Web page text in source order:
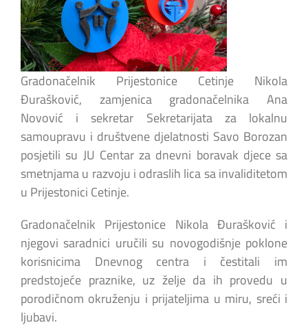
Gradonačelnik Prijestonice Cetinje Nikola
Đurašković, zamjenica gradonačelnika Ana
Novović i sekretar Sekretarijata za lokalnu
samoupravu i društvene djelatnosti Savo Borozan
posjetili su JU Centar za dnevni boravak djece sa
smetnjama u razvoju i odraslih lica sa invaliditetom
u Prijestonici Cetinje.
Gradonačelnik Prijestonice Nikola Đurašković i
njegovi saradnici uručili su novogodišnje poklone
korisnicima Dnevnog centra i čestitali im
predstojeće praznike, uz želje da ih provedu u
porodičnom okruženju i prijateljima u miru, sreći i
ljubavi.